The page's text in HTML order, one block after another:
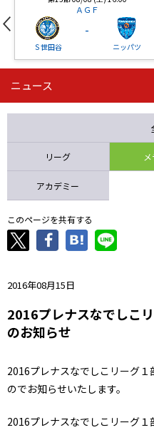
ＡＧＦ
Ｓ世田谷
-
ニッパツ
第16節 09/05 (土) 15:00
ニッパツ
ニュース
リーグ メ
アカデミー
このページを共有する
2016年08月15日
2016プレナスなでしこ
のお知らせ
2016プレナスなでしこリーグ
のでお知らせいたします。
2016プレナスなでしこリーグ